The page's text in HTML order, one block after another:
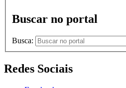
Buscar no portal
Busca:
Redes Sociais